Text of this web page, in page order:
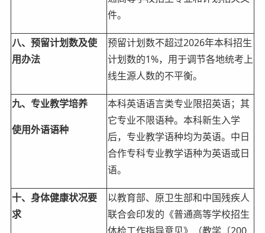
件。
八、预留计划数及使
用办法
预留计划数不超过2026年本科招生
计划数的1%，用于调节各地统考上
线生源人数的不平衡。
九、专业教学培养
使用外语语种
本科英语语言类专业限招英语；其
它专业不限语种。本科新生入学
后，专业教学语种均为英语。中日
合作专科专业教学语种为英语或日
语。
十、身体健康状况要
求
以教育部、原卫生部和中国残疾人
联合会印发的《普通高等学校招生